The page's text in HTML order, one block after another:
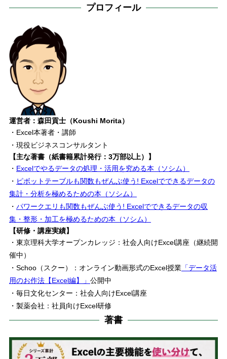
プロフィール
運営者：森田貢士（Koushi Morita）
・Excel本著者・講師
・現役ビジネスコンサルタント
【主な著書（紙書籍累計発行：3万部以上）】
・ Excelでやるデータの処理・活用を究める本（ソシム）
・ ピボットテーブルも関数もぜんぶ使う! Excelでできるデータの
集計・分析を極めるための本（ソシム）
・ パワークエリも関数もぜんぶ使う! Excelでできるデータの収
集・整形・加工を極めるための本（ソシム）
【研修・講座実績】
・東京理科大学オープンカレッジ：社会人向けExcel講座（継続開
催中）
・Schoo（スクー）：オンライン動画形式のExcel授業「データ活
用のお作法【Excel編】」 公開中
・毎日文化センター：社会人向けExcel講座
・製薬会社：社員向けExcel研修
著書